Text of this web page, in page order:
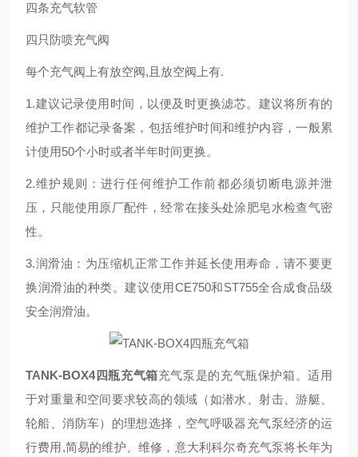
四条充气软管
四只防喷充气阀
每个充气阀上有放空阀,且放空阀上有.
1.建议记录使用时间，以便及时更换滤芯。建议将所有的
维护工作都记录备案，包括维护时间和维护内容，一般累
计使用50个小时或者半年时间更换。
2.维护规则：进行任何维护工作前都必须切断电源并泄
压，只能使用原厂配件，经常在接头处涂肥皂水检查气密
性。
3.润滑油：为压缩机正常工作并延长使用寿命，请不要更
换润滑油的种类。建议使用CE750和ST755全合成食品级
安全润滑油。
TANK-BOX4四瓶充气箱充气泵是的充气瓶保护箱。适用
于对重量和空间要求较高的领域（如潜水、射击、游艇、
轮船、消防车）的理想选择，空气呼吸器充气泵经济的运
行费用,简易的维护、维修，意大利科尔奇充气泵将长年为